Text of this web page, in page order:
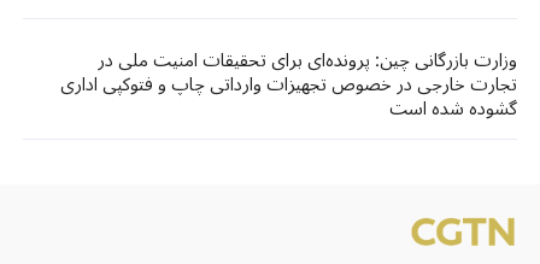
وزارت بازرگانی چین: پرونده‌ای برای تحقیقات امنیت ملی در
تجارت خارجی در خصوص تجهیزات وارداتی چاپ و فتوکپی اداری
گشوده شده است